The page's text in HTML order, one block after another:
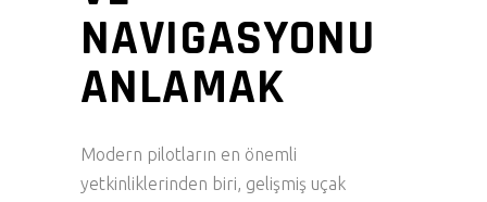
NAVIGASYONU
ANLAMAK
Modern pilotların en önemli
yetkinliklerinden biri, gelişmiş uçak